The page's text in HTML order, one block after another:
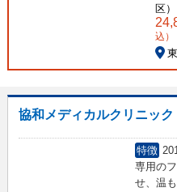
区）
込）
協和メディカルクリニック
特徴
専用の
せ、温